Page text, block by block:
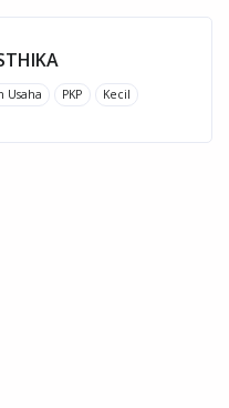
Usaha PKP Kecil